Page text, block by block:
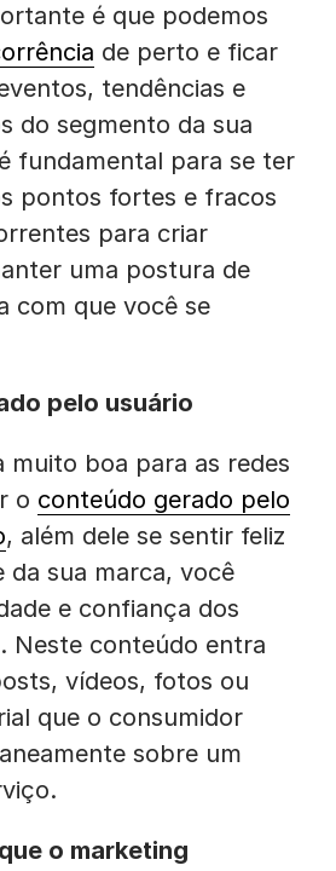
é que podemos
de perto e ficar
tendências e
do segmento da sua
fundamental para se ter
pontos fortes e fracos
para criar
uma postura de
com que você se
pelo usuário
muito boa para as redes
o conteúdo gerado pelo
, além dele se sentir feliz
sua marca, você
e confiança dos
Neste conteúdo entra
vídeos, fotos ou
que o consumidor
sobre um
o marketing